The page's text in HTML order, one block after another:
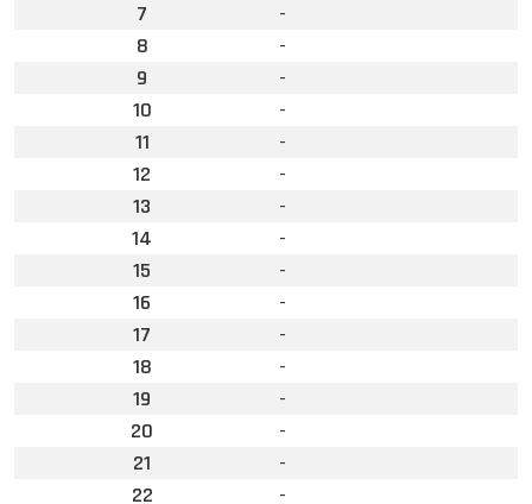
7
-
8
-
9
-
10
-
11
-
12
-
13
-
14
-
15
-
16
-
17
-
18
-
19
-
20
-
21
-
22
-